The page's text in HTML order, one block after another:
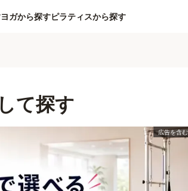
ヨガから探すピラティスから探す
て探す